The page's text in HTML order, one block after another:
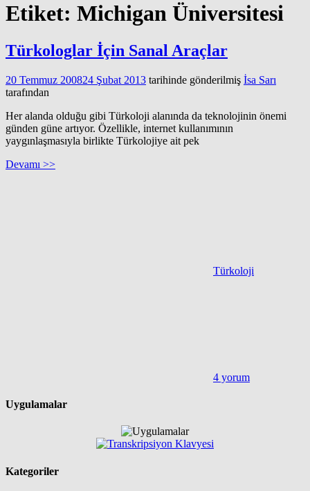
Etiket: Michigan Üniversitesi
Türkologlar İçin Sanal Araçlar
20 Temmuz 200824 Şubat 2013 tarihinde gönderilmiş İsa Sarı
tarafından
Her alanda olduğu gibi Türkoloji alanında da teknolojinin önemi
günden güne artıyor. Özellikle, internet kullanımının
yaygınlaşmasıyla birlikte Türkolojiye ait pek
Devamı >>
Türkoloji
4 yorum
Uygulamalar
Kategoriler